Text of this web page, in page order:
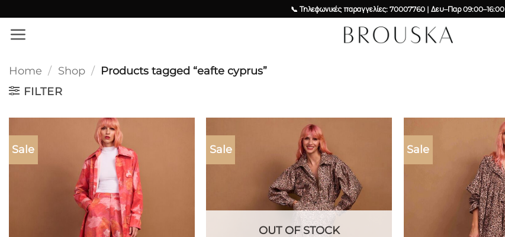
content
📞 Τηλεφωνικές παραγγελίες: 70007760 | Δευ–Παρ 09:00–16:00
Home / Shop / Products tagged “eafte cyprus”
FILTER
Sale Sale
OUT OF STOCK
Sale